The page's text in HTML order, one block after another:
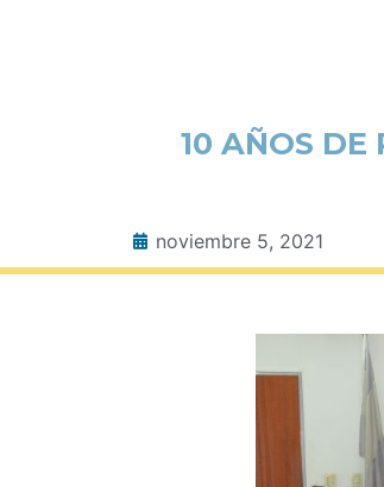
10 AÑOS DE
noviembre 5, 2021